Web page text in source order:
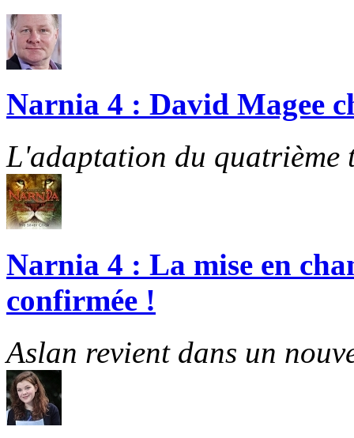
Narnia 4 : David Magee
L'adaptation du quatrième
Narnia 4 : La mise en
confirmée !
Aslan revient dans un